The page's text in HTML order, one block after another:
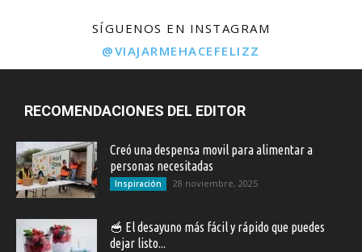
SÍGUENOS EN INSTAGRAM
@VIAJARMEHACEFELIZZ
RECOMENDACIONES DEL EDITOR
Creó una despensa movil para alimentar a
personas necesitadas
Inspiración 28 noviembre, 2025
🥣 El desayuno más fácil y rápido que puedes
dejar listo...